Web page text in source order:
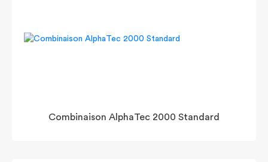
Combinaison AlphaTec 2000 Standard